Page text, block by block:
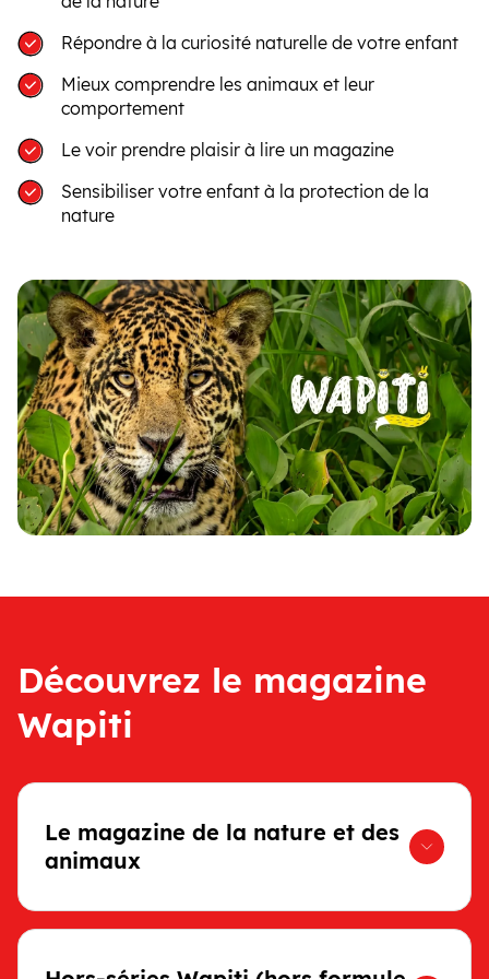
Répondre à la curiosité naturelle de votre enfant
Mieux comprendre les animaux et leur
comportement
Le voir prendre plaisir à lire un magazine
Sensibiliser votre enfant à la protection de la
nature
Découvrez le magazine
Wapiti
Le magazine de la nature et des
animaux